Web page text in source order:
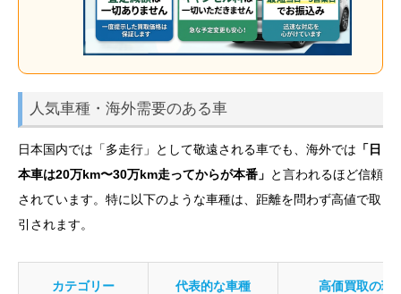
人気車種・海外需要のある車
日本国内では「多走行」として敬遠される車でも、海外では 「日
本車は20万km〜30万km走ってからが本番」 と言われるほど信頼
されています。特に以下のような車種は、距離を問わず高値で取
引されます。
カテゴリー 代表的な車種 高価買取の理